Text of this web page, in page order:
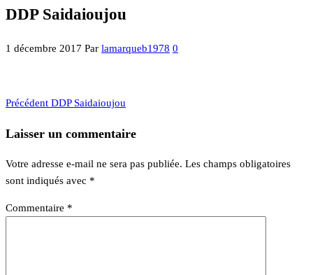
DDP Saidaioujou
1 décembre 2017 Par lamarqueb1978 0
Navigation
de
l’article
Article
Précédent DDP Saidaioujou
Laisser un commentaire
Votre adresse e-mail ne sera pas publiée. Les champs obligatoires
sont indiqués avec *
Commentaire *